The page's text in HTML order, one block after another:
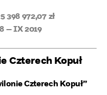
972,07 zł
– IX 2019
Czterech Kopuł
Czterech Kopuł”